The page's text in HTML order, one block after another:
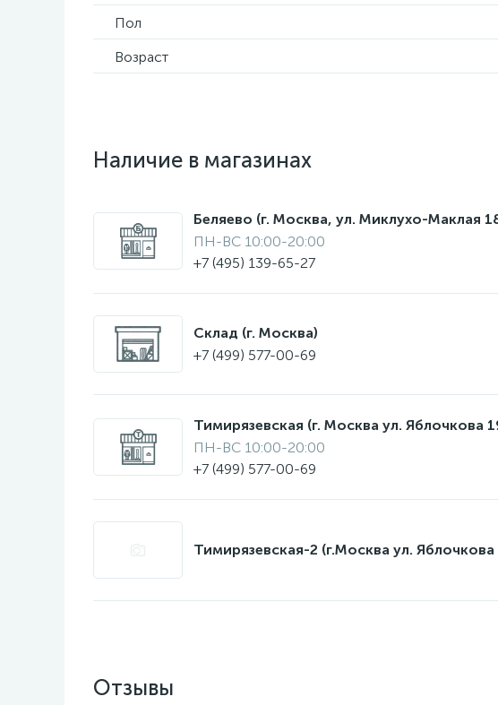
Пол
Возраст
Наличие в магазинах
Беляево (г. Москва, ул. Миклухо-Маклая
ПН-ВС 10:00-20:00
+7 (495) 139-65-27
Склад (г. Москва)
+7 (499) 577-00-69
Тимирязевская (г. Москва ул. Яблочкова
ПН-ВС 10:00-20:00
+7 (499) 577-00-69
Тимирязевская-2 (г.Москва ул. Яблочкова
Отзывы